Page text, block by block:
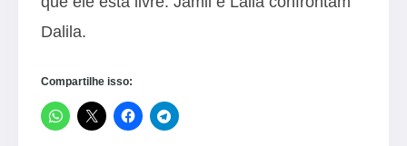
Dalila.
Compartilhe isso: